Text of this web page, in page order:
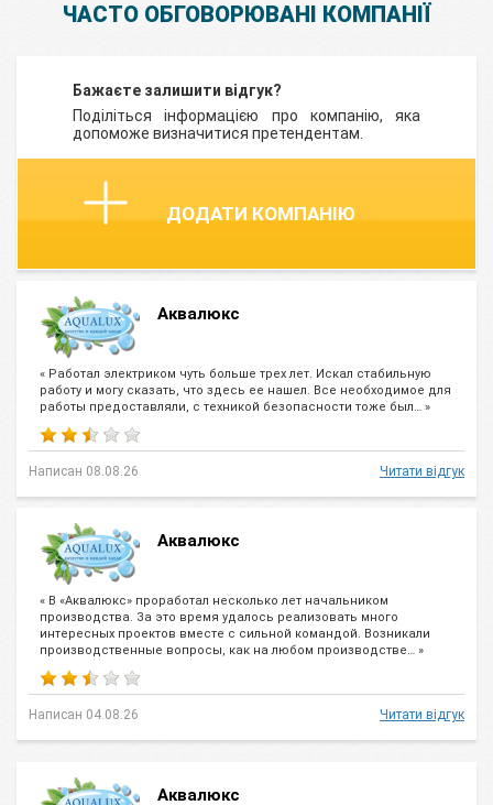
ЧАСТО ОБГОВОРЮВАНІ КОМПАНІЇ
Бажаєте залишити відгук?
Поділіться інформацією про компанію, яка
допоможе визначитися претендентам.
ДОДАТИ КОМПАНІЮ
Аквалюкс
« Работал электриком чуть больше трех лет. Искал стабильную
работу и могу сказать, что здесь ее нашел. Все необходимое для
работы предоставляли, с техникой безопасности тоже был… »
Написан 08.08.26 Читати відгук
Аквалюкс
« В «Аквалюкс» проработал несколько лет начальником
производства. За это время удалось реализовать много
интересных проектов вместе с сильной командой. Возникали
производственные вопросы, как на любом производстве… »
Написан 04.08.26 Читати відгук
Аквалюкс